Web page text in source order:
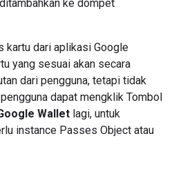
ke dompet
kartu dari aplikasi Google
yang sesuai akan secara
dari pengguna, tetapi tidak
dapat mengklik Tombol
Wallet lagi, untuk
instance Passes Object atau